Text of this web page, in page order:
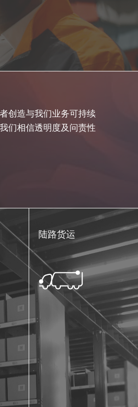
创造与我们业务可持续
们相信透明度及问责性
陆路货运